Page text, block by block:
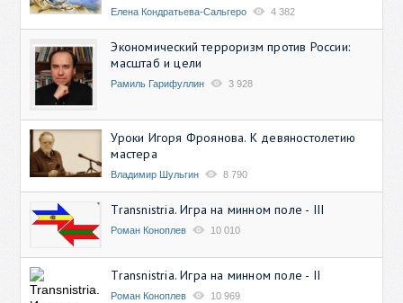
Елена Кондратьева-Сальгеро 4 382
Экономический терроризм против России:
масштаб и цели
Рамиль Гарифуллин 3 928
Уроки Игоря Фроянова. К девяностолетию
мастера
Владимир Шульгин 8 790
Transnistria. Игра на минном поле - III
Роман Коноплев 10 010
Transnistria. Игра на минном поле - II
Роман Коноплев 10 969